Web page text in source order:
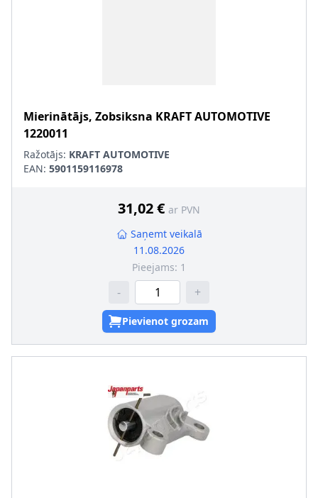
Mierinātājs, Zobsiksna KRAFT AUTOMOTIVE
1220011
Ražotājs: KRAFT AUTOMOTIVE
EAN: 5901159116978
31,02 € ar PVN
Saņemt veikalā
11.08.2026
Pieejams: 1
- +
Pievienot grozam